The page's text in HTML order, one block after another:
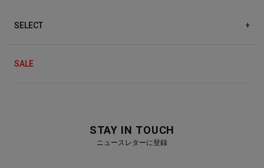
SELECT +
SALE
STAY IN TOUCH
ニュースレターに登録